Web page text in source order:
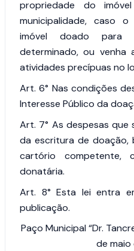
propriedade do
municipalidade, caso
imóvel doado para
determinado, ou venha
atividades precípuas no
Art. 6° Nas condições
Interesse Público da
Art. 7° As despesas que
da escritura de doação,
cartório
donatária.
Art. 8° Esta lei entra
publicação.
Paço Municipal “Dr.
de maio